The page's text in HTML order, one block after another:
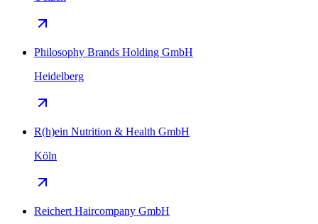
Philosophy Brands Holding GmbH
Heidelberg
R(h)ein Nutrition & Health GmbH
Köln
Reichert Haircompany GmbH